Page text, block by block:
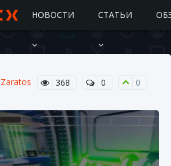
НОВОСТИ СТАТЬИ
Zaratos 368 0 0